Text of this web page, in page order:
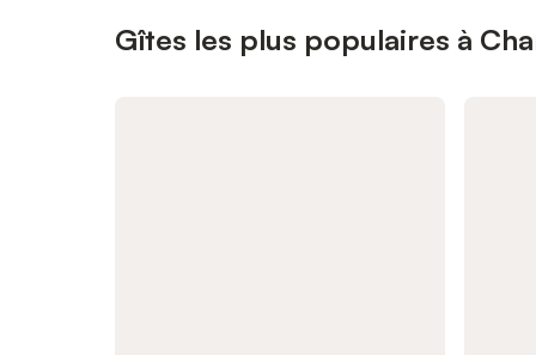
Gîtes les plus populaires à